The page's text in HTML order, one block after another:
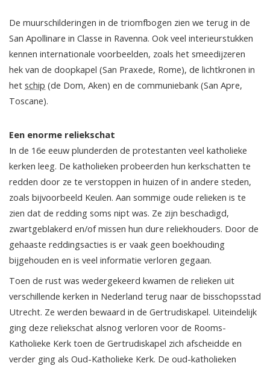
De muurschilderingen in de triomfbogen zien we terug in de
San Apollinare in Classe in Ravenna. Ook veel interieurstukken
kennen internationale voorbeelden, zoals het smeedijzeren
hek van de doopkapel (San Praxede, Rome), de lichtkronen in
het schip (de Dom, Aken) en de communiebank (San Apre,
Toscane).
Een enorme reliekschat
In de 16e eeuw plunderden de protestanten veel katholieke
kerken leeg. De katholieken probeerden hun kerkschatten te
redden door ze te verstoppen in huizen of in andere steden,
zoals bijvoorbeeld Keulen. Aan sommige oude relieken is te
zien dat de redding soms nipt was. Ze zijn beschadigd,
zwartgeblakerd en/of missen hun dure reliekhouders. Door de
gehaaste reddingsacties is er vaak geen boekhouding
bijgehouden en is veel informatie verloren gegaan.
Toen de rust was wedergekeerd kwamen de relieken uit
verschillende kerken in Nederland terug naar de bisschopsstad
Utrecht. Ze werden bewaard in de Gertrudiskapel. Uiteindelijk
ging deze reliekschat alsnog verloren voor de Rooms-
Katholieke Kerk toen de Gertrudiskapel zich afscheidde en
verder ging als Oud-Katholieke Kerk. De oud-katholieken